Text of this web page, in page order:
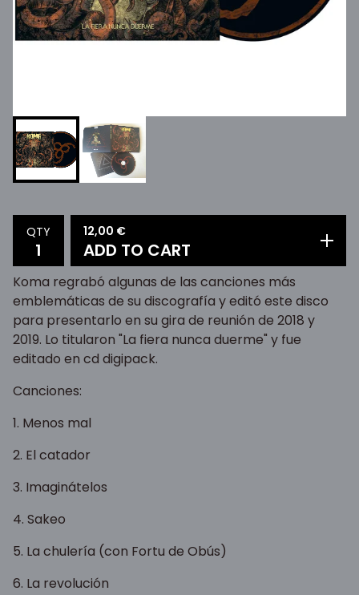
QTY 12,00 €
ADD TO CART
Koma regrabó algunas de las canciones más
emblemáticas de su discografía y editó este disco
para presentarlo en su gira de reunión de 2018 y
2019. Lo titularon "La fiera nunca duerme" y fue
editado en cd digipack.
Canciones:
1. Menos mal
2. El catador
3. Imaginátelos
4. Sakeo
5. La chulería (con Fortu de Obús)
6. La revolución